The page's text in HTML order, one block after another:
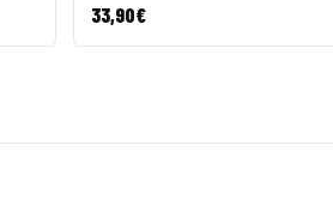
33,90€